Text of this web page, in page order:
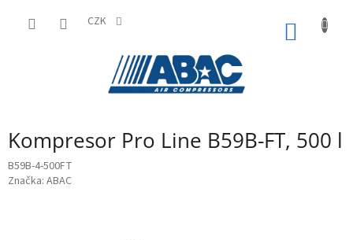
CZK
Kompresor Pro Line B59B-FT, 500 l
B59B-4-500FT
Značka: ABAC